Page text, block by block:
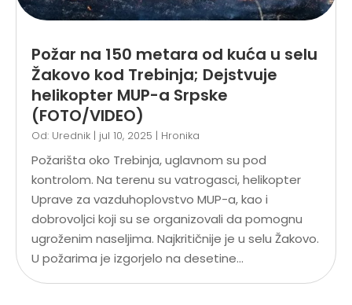
Požar na 150 metara od kuća u selu
Žakovo kod Trebinja; Dejstvuje
helikopter MUP-a Srpske
(FOTO/VIDEO)
Od: Urednik | jul 10, 2025 | Hronika
Požarišta oko Trebinja, uglavnom su pod
kontrolom. Na terenu su vatrogasci, helikopter
Uprave za vazduhoplovstvo MUP-a, kao i
dobrovoljci koji su se organizovali da pomognu
ugroženim naseljima. Najkritičnije je u selu Žakovo.
U požarima je izgorjelo na desetine...